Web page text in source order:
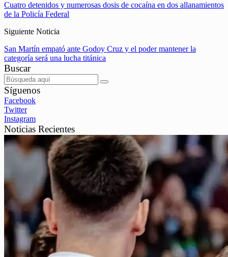
Cuatro detenidos y numerosas dosis de cocaína en dos allanamientos
de la Policía Federal
Siguiente Noticia
San Martín empató ante Godoy Cruz y el poder mantener la
categoría será una lucha titánica
Buscar
Síguenos
Facebook
Twitter
Instagram
Noticias Recientes